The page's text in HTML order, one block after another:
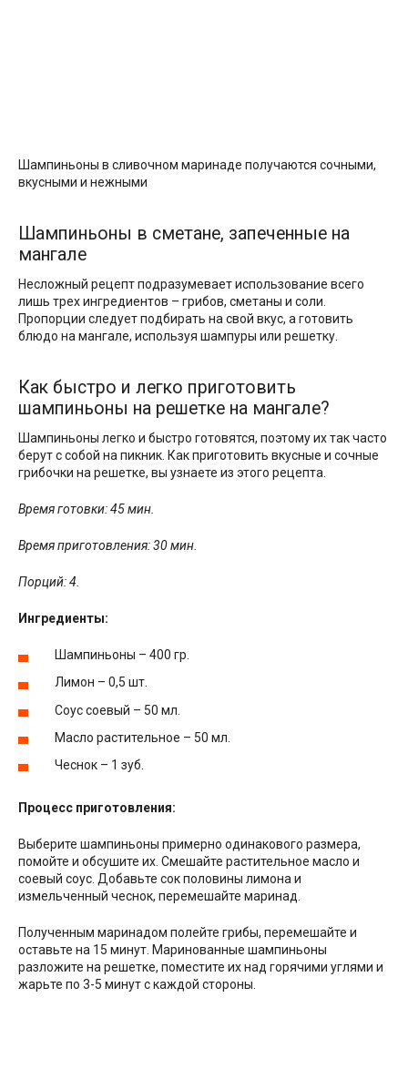
Шампиньоны в сливочном маринаде получаются сочными,
вкусными и нежными
Шампиньоны в сметане, запеченные на
мангале
Несложный рецепт подразумевает использование всего
лишь трех ингредиентов – грибов, сметаны и соли.
Пропорции следует подбирать на свой вкус, а готовить
блюдо на мангале, используя шампуры или решетку.
Как быстро и легко приготовить
шампиньоны на решетке на мангале?
Шампиньоны легко и быстро готовятся, поэтому их так часто
берут с собой на пикник. Как приготовить вкусные и сочные
грибочки на решетке, вы узнаете из этого рецепта.
Время готовки: 45 мин.
Время приготовления: 30 мин.
Порций: 4.
Ингредиенты:
Шампиньоны – 400 гр.
Лимон – 0,5 шт.
Соус соевый – 50 мл.
Масло растительное – 50 мл.
Чеснок – 1 зуб.
Процесс приготовления:
Выберите шампиньоны примерно одинакового размера,
помойте и обсушите их. Смешайте растительное масло и
соевый соус. Добавьте сок половины лимона и
измельченный чеснок, перемешайте маринад.
Полученным маринадом полейте грибы, перемешайте и
оставьте на 15 минут. Маринованные шампиньоны
разложите на решетке, поместите их над горячими углями и
жарьте по 3-5 минут с каждой стороны.